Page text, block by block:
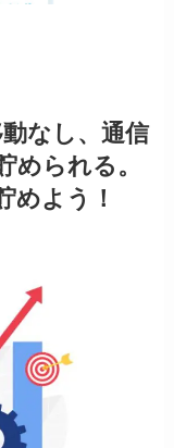
なし、通信
められる。
めよう！